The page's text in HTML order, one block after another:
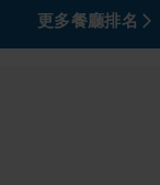
更多餐廳排名